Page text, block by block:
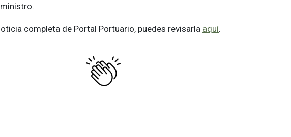
completa de Portal Portuario, puedes revisarla aquí.